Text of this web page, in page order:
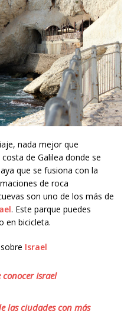
nada mejor que
de Galilea donde se
que se fusiona con la
de roca
son uno de los más de
. Este parque puedes
en bicicleta.
Israel
Israel
las ciudades con más